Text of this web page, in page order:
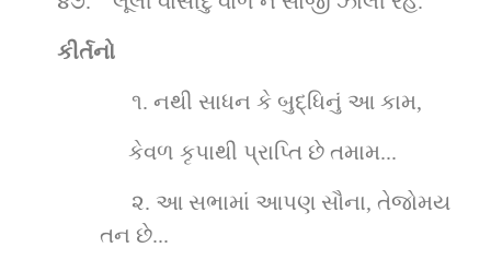
કીર્તનો
૧. નથી સાધન કે બુદ્ધિનું આ કામ,
કેવળ કૃપાથી પ્રાપ્તિ છે તમામ...
૨. આ સભામાં આપણ સૌના, તેજોમય
તન છે...